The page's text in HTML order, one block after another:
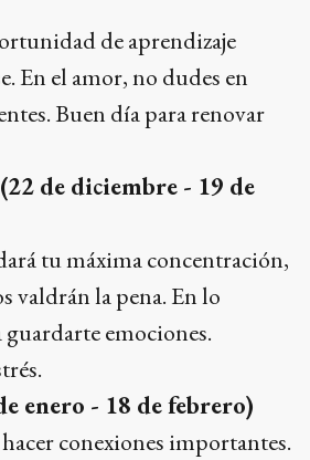
de aprendizaje
En el amor, no dudes en
Buen día para renovar
de diciembre - 19 de
tu máxima concentración,
valdrán la pena. En lo
emociones.
enero - 18 de febrero)
conexiones importantes.